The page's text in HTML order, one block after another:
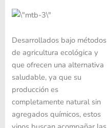
Desarrollados bajo métodos
de agricultura ecológica y
que ofrecen una alternativa
saludable, ya que su
producción es
completamente natural sin
agregados químicos, estos